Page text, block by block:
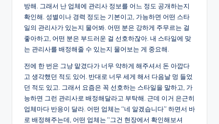
방해. 그래서 난 업체에 관리사 정보를 어느 정도 공개하는지
확인해. 성별이나 경력 정도는 기본이고, 가능하면 어떤 스타
일의 관리사가 있는지 물어봐. 어떤 분은 강하게 주무르는 걸
좋아하고, 어떤 분은 부드러운 걸 선호하잖아. 내 스타일에 맞
는 관리사를 배정해줄 수 있는지 물어보는 게 중요해.
전에 한 번은 그냥 맡겼다가 너무 약하게 해주셔서 돈 아깝다
고 생각했던 적도 있어. 반대로 너무 세게 해서 다음날 멍 들었
던 적도 있고. 그래서 요즘은 꼭 선호하는 스타일을 말하고, 가
능하면 그런 관리사로 배정해달라고 부탁해. 근데 이거 은근히
업체마다 반응이 달라. 어떤 업체는 “네 알겠습니다” 하면서 바
로 배정해주는데, 어떤 업체는 “그건 현장에서 확인해보셔